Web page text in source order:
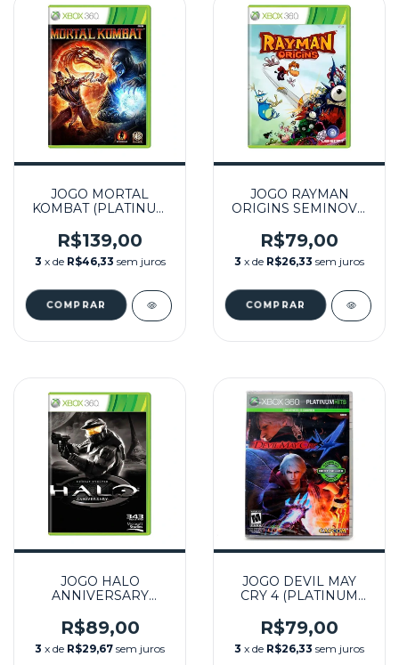
JOGO MORTAL
KOMBAT (PLATINUM
XBOX 360
R$139,00
3 x de R$46,33 sem juros
JOGO RAYMAN
ORIGINS SEMINOVO
R$79,00
3 x de R$26,33 sem juros
JOGO HALO
ANNIVERSARY
SEMINOVO - XBOX
360
R$89,00
3 x de R$29,67 sem juros
JOGO DEVIL MAY
CRY 4 (PLATINUM
XBOX 360
R$79,00
3 x de R$26,33 sem juros